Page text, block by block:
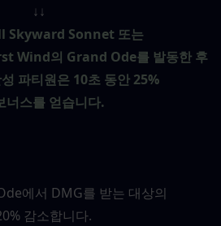
↓↓
Skyward Sonnet 또는
Wind의 Grand Ode를 발동한 후
파티원은 10초 동안 25%
스를 얻습니다.
에서 DMG를 받는 대상의
감소합니다.